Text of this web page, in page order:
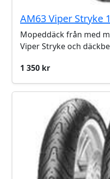
AM63 Viper Stryke
Mopeddäck från med
Viper Stryke och
1 350 kr